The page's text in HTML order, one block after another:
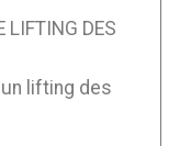
LIFTING DES
lifting des